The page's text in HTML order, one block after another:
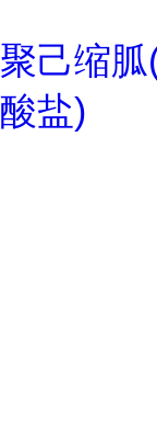
聚己缩
酸盐)